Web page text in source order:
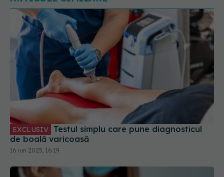
EXCLUSIV
de boală varicoasă
16 iun 2025, 16:19